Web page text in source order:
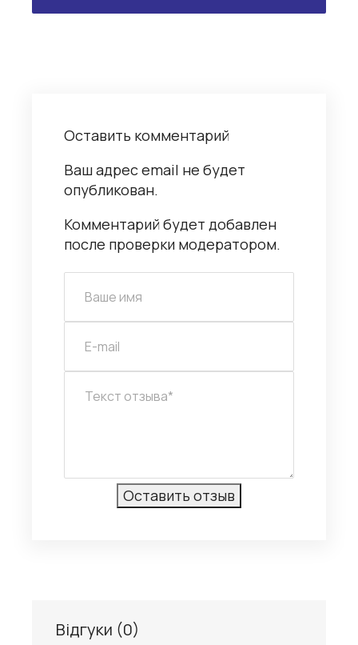
Оставить комментарий
Ваш адрес email не будет
опубликован.
Комментарий будет добавлен
после проверки модератором.
Відгуки (0)